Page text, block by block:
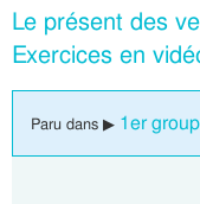
Le présent des
Exercices en
Paru dans ▶ 1er